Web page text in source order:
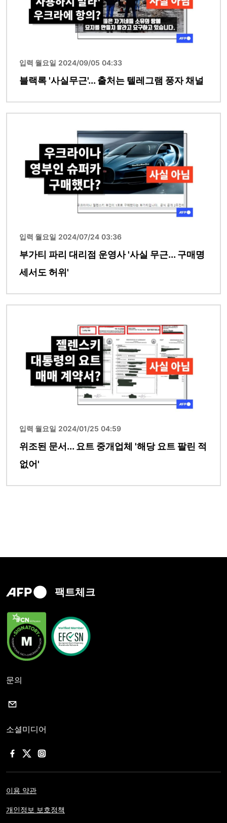
입력 월요일 2024/09/05 04:33
블랙록 '사실무근'... 출처는 텔레그램 풍자 채널
입력 월요일 2024/07/24 03:36
부가티 파리 대리점 운영사 '사실 무근... 구매명
세서도 허위'
입력 월요일 2024/01/25 04:59
위조된 문서... 요트 중개업체 '해당 요트 팔린 적
없어'
팩트체크
문의
소셜미디어
이용 약관
개인정보 보호정책